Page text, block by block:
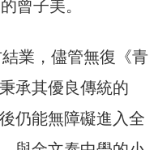
曾子美。
業，儘管無復《青
承其優良傳統的
仍能無障礙進入全